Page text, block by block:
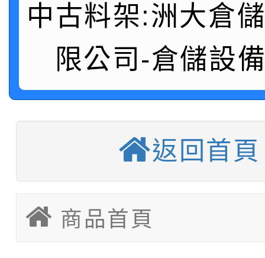
駛入式料架販售可依需
積層架販售(平台式料
中型料架販售
重型架販售可客製化
重型架租賃服務
塑膠棧板販售
移動櫃販售可依需求訂
中古料架:洲大倉
限公司-倉儲設
返回首頁
商品首頁